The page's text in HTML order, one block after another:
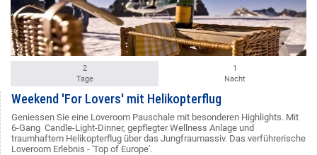
2
Tage
1
Nacht
Weekend 'For Lovers' mit Helikopterflug
Geniessen Sie eine Loveroom Pauschale mit besonderen Highlights. Mit
6-Gang Candle-Light-Dinner, gepflegter Wellness Anlage und
traumhaftem Helikopterflug über das Jungfraumassiv. Das verführerische
Loveroom Erlebnis - 'Top of Europe'.